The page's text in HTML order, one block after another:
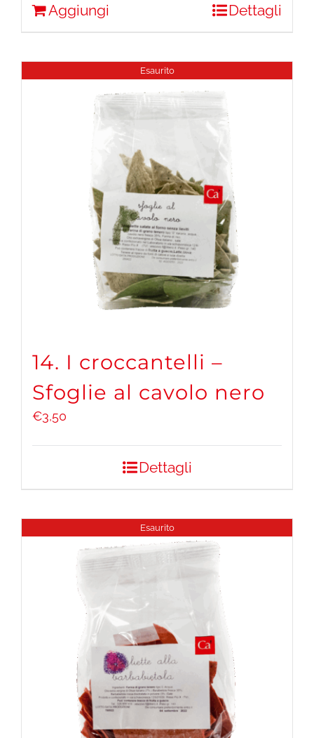
era:
è:
Aggiungi Dettagli
Esaurito
14. I croccantelli –
Sfoglie al cavolo nero
€3,50
Dettagli
Esaurito